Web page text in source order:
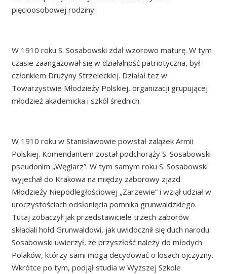
pięcioosobowej rodziny.
W 1910 roku S. Sosabowski zdał wzorowo maturę. W tym
czasie zaangażował się w działalność patriotyczna, był
członkiem Drużyny Strzeleckiej. Działał tez w
Towarzystwie Młodzieży Polskiej, organizacji grupującej
młodzież akademicka i szkól średnich.
W 1910 roku w Stanisławowie powstał zalążek Armii
Polskiej. Komendantem został podchorąży S. Sosabowski
pseudonim „Węglarz”. W tym samym roku S. Sosabowski
wyjechał do Krakowa na między zaborowy zjazd
Młodzieży Niepodległościowej „Zarzewie” i wziął udział w
uroczystościach odsłonięcia pomnika grunwaldzkiego.
Tutaj zobaczył jak przedstawiciele trzech zaborów
składali hołd Grunwaldowi, jak uwidocznił się duch narodu.
Sosabowski uwierzył, że przyszłość należy do młodych
Polaków, którzy sami mogą decydować o losach ojczyzny.
Wkrótce po tym, podjął studia w Wyższej Szkole